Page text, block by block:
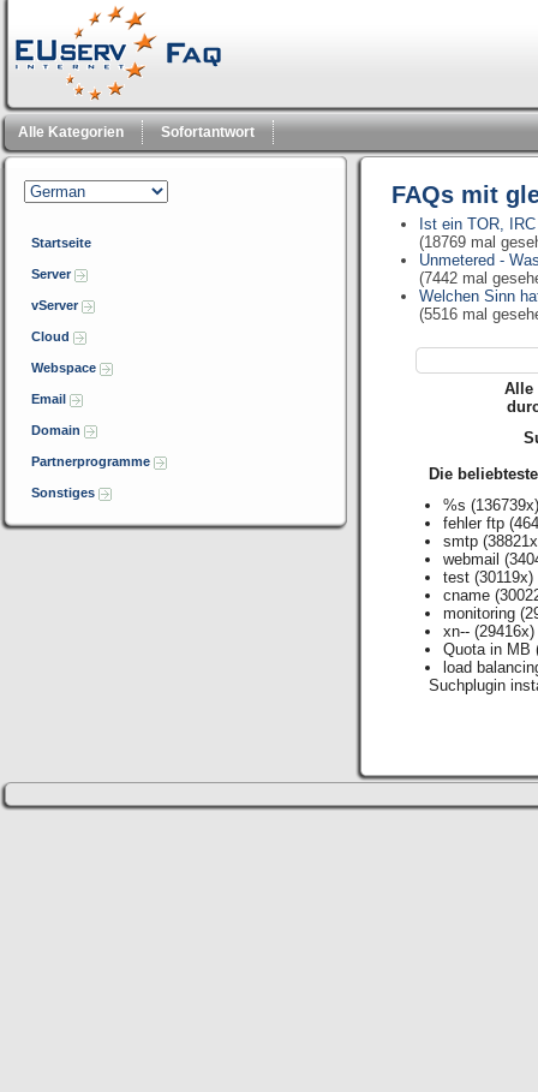
Alle Kategorien Sofortantwort
Startseite
Server
vServer
Cloud
Webspace
Email
Domain
Partnerprogramme
Sonstiges
FAQs mit
Ist ein TOR,
(18769 mal
Unmetered -
(7442 mal
Welchen Sinn
(5516 mal
Alle
Die
%s
fehler ftp
smtp
webmail
test (30119x)
cname
monitoring
xn-- (29416x)
Quota in MB
load
Suchplugin